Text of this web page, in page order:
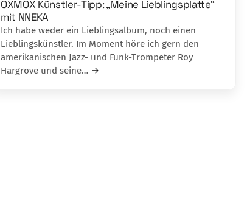
OXMOX Künstler-Tipp: „Meine Lieblingsplatte“
mit NNEKA
Ich habe weder ein Lieblingsalbum, noch ei­nen
Lieblingskünstler. Im Moment höre ich gern den
amerikanischen Jazz- und Funk-Trompeter Roy
Hargrove und seine…